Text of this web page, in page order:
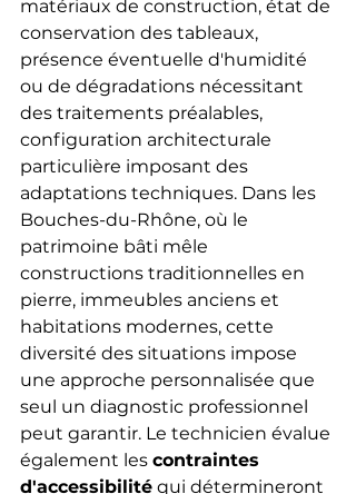
matériaux de construction, état de
conservation des tableaux,
présence éventuelle d'humidité
ou de dégradations nécessitant
des traitements préalables,
configuration architecturale
particulière imposant des
adaptations techniques. Dans les
Bouches-du-Rhône, où le
patrimoine bâti mêle
constructions traditionnelles en
pierre, immeubles anciens et
habitations modernes, cette
diversité des situations impose
une approche personnalisée que
seul un diagnostic professionnel
peut garantir. Le technicien évalue
également les contraintes
d'accessibilité qui détermineront